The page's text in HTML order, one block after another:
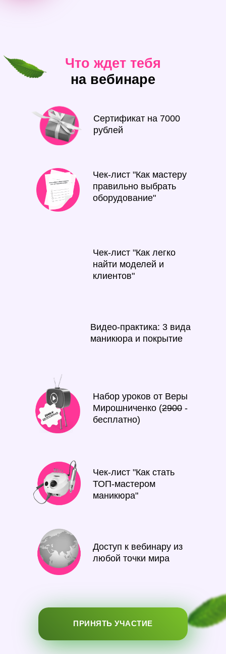
Сертификат на 7000
рублей
Чек-лист "Как мастеру
правильно выбрать
оборудование"
Чек-лист "Как легко
найти моделей и
клиентов"
Видео-практика: 3 вида
маникюра и покрытие
Набор уроков от Веры
Мирошниченко (2900 -
бесплатно)
Чек-лист "Как стать
ТОП-мастером
маникюра"
Доступ к вебинару из
любой точки мира
Что ждет тебя
на вебинаре
ПРИНЯТЬ УЧАСТИЕ